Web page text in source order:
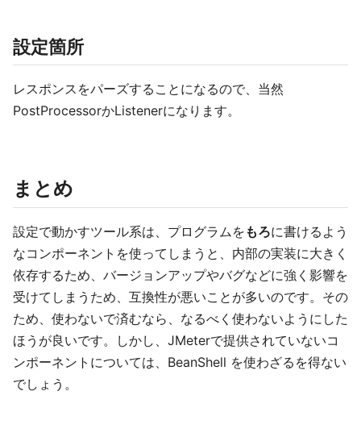
設定箇所
レスポンスをパーズすることになるので、当然
PostProcessorかListenerになります。
まとめ
設定で動かすツール系は、プログラムを もろに書けるよう
なコンポーネントを使ってしまうと、内部の実装に大きく
依存するため、バージョンアップやバグなどに強く影響を
受けてしまうため、互換性が悪いことが多いのです。その
ため、使わないで済むなら、なるべく使わないようにした
ほうが良いです。しかし、JMeterで提供されていないコ
ンポーネントについては、BeanShell を使わざるを得ない
でしょう。